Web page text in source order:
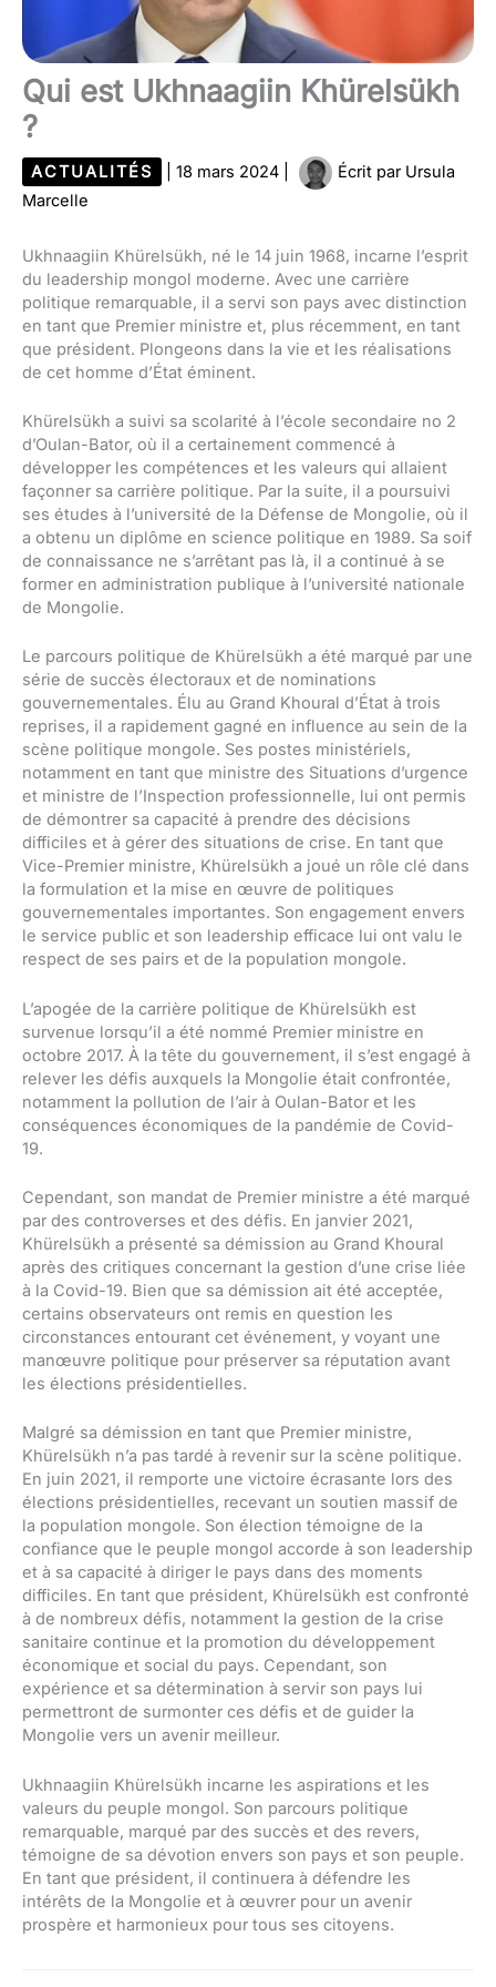
Qui est Ukhnaagiin Khürelsükh
?
ACTUALITÉS 18 mars 2024 Écrit par Ursula
Marcelle
Ukhnaagiin Khürelsükh, né le 14 juin 1968, incarne l’esprit
du leadership mongol moderne. Avec une carrière
politique remarquable, il a servi son pays avec distinction
en tant que Premier ministre et, plus récemment, en tant
que président. Plongeons dans la vie et les réalisations
de cet homme d’État éminent.
Khürelsükh a suivi sa scolarité à l’école secondaire no 2
d’Oulan-Bator, où il a certainement commencé à
développer les compétences et les valeurs qui allaient
façonner sa carrière politique. Par la suite, il a poursuivi
ses études à l’université de la Défense de Mongolie, où il
a obtenu un diplôme en science politique en 1989. Sa soif
de connaissance ne s’arrêtant pas là, il a continué à se
former en administration publique à l’université nationale
de Mongolie.
Le parcours politique de Khürelsükh a été marqué par une
série de succès électoraux et de nominations
gouvernementales. Élu au Grand Khoural d’État à trois
reprises, il a rapidement gagné en influence au sein de la
scène politique mongole. Ses postes ministériels,
notamment en tant que ministre des Situations d’urgence
et ministre de l’Inspection professionnelle, lui ont permis
de démontrer sa capacité à prendre des décisions
difficiles et à gérer des situations de crise. En tant que
Vice-Premier ministre, Khürelsükh a joué un rôle clé dans
la formulation et la mise en œuvre de politiques
gouvernementales importantes. Son engagement envers
le service public et son leadership efficace lui ont valu le
respect de ses pairs et de la population mongole.
L’apogée de la carrière politique de Khürelsükh est
survenue lorsqu’il a été nommé Premier ministre en
octobre 2017. À la tête du gouvernement, il s’est engagé à
relever les défis auxquels la Mongolie était confrontée,
notamment la pollution de l’air à Oulan-Bator et les
conséquences économiques de la pandémie de Covid-
19.
Cependant, son mandat de Premier ministre a été marqué
par des controverses et des défis. En janvier 2021,
Khürelsükh a présenté sa démission au Grand Khoural
après des critiques concernant la gestion d’une crise liée
à la Covid-19. Bien que sa démission ait été acceptée,
certains observateurs ont remis en question les
circonstances entourant cet événement, y voyant une
manœuvre politique pour préserver sa réputation avant
les élections présidentielles.
Malgré sa démission en tant que Premier ministre,
Khürelsükh n’a pas tardé à revenir sur la scène politique.
En juin 2021, il remporte une victoire écrasante lors des
élections présidentielles, recevant un soutien massif de
la population mongole. Son élection témoigne de la
confiance que le peuple mongol accorde à son leadership
et à sa capacité à diriger le pays dans des moments
difficiles. En tant que président, Khürelsükh est confronté
à de nombreux défis, notamment la gestion de la crise
sanitaire continue et la promotion du développement
économique et social du pays. Cependant, son
expérience et sa détermination à servir son pays lui
permettront de surmonter ces défis et de guider la
Mongolie vers un avenir meilleur.
Ukhnaagiin Khürelsükh incarne les aspirations et les
valeurs du peuple mongol. Son parcours politique
remarquable, marqué par des succès et des revers,
témoigne de sa dévotion envers son pays et son peuple.
En tant que président, il continuera à défendre les
intérêts de la Mongolie et à œuvrer pour un avenir
prospère et harmonieux pour tous ses citoyens.